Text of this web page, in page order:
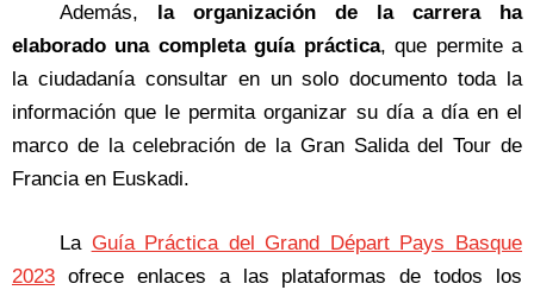
Además,
la organización de la carrera ha
elaborado una completa guía práctica, que permite a
la ciudadanía consultar en un solo documento toda la
información que le permita organizar su día a día en el
marco de la celebración de la Gran Salida del Tour de
Francia en Euskadi.
La Guía Práctica del Grand Départ Pays Basque
2023 ofrece enlaces a las plataformas de todos los